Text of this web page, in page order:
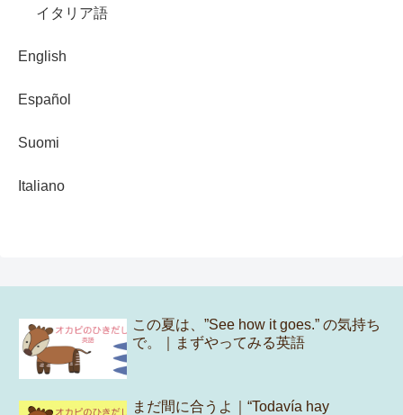
イタリア語
English
Español
Suomi
Italiano
この夏は、”See how it goes.” の気持ち
で。｜まずやってみる英語
まだ間に合うよ｜“Todavía hay